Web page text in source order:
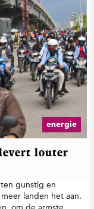
energie
louter
gunstig en
landen het aan.